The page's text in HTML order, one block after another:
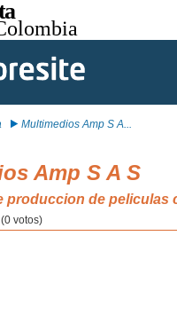
Multimedios Amp S A...
Amp S A S
produccion de peliculas
(0 votos)